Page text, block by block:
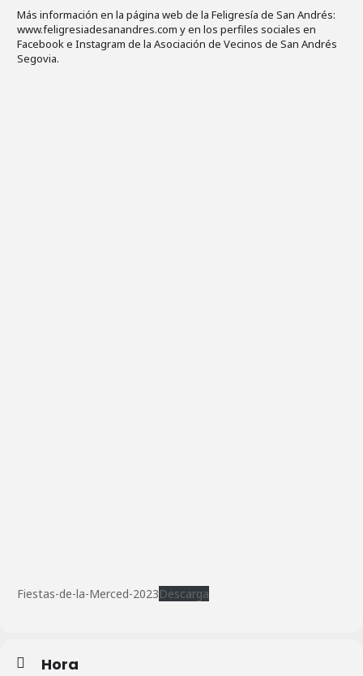
Más información en la página web de la Feligresía de San Andrés:
www.feligresiadesanandres.com y en los perfiles sociales en
Facebook e Instagram de la Asociación de Vecinos de San Andrés
Segovia.
Fiestas-de-la-Merced-2023Descarga
Hora